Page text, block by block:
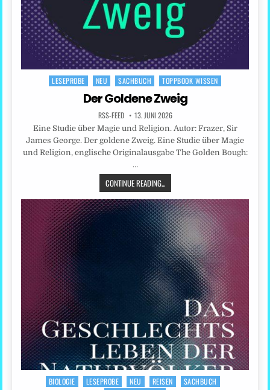
Posted
LESEPROBE NEU SACHBUCH TOPPBOOK WISSEN
Der Goldene Zweig
RSS-FEED 13. JUNI 2026
Eine Studie über Magie und Religion. Autor: Frazer, Sir
James George. Der goldene Zweig. Eine Studie über Magie
und Religion, englische Originalausgabe The Golden Bough:
…
CONTINUE READING...
Posted
BIOLOGIE LESEPROBE NEU REISEN
SACHBUCH